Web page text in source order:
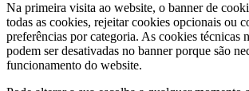
Na primeira visita ao website, o banner de
todas as cookies, rejeitar cookies opcionais ou
preferências por categoria. As cookies técnicas
podem ser desativadas no banner porque são
funcionamento do website.